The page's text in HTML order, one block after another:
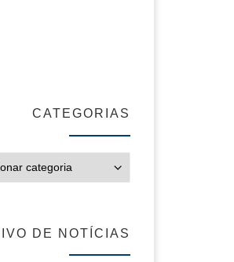
CATEGORIAS
DE NOTÍCIAS